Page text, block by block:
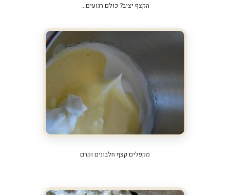
הקצף יציב? כולם רגועים...
מקפלים קצף חלבונים וקרם